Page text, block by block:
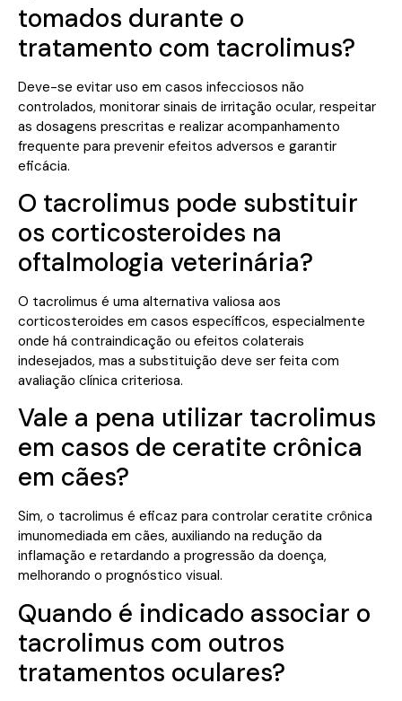
tomados durante o
tratamento com tacrolimus?
Deve-se evitar uso em casos infecciosos não
controlados, monitorar sinais de irritação ocular, respeitar
as dosagens prescritas e realizar acompanhamento
frequente para prevenir efeitos adversos e garantir
eficácia.
O tacrolimus pode substituir
os corticosteroides na
oftalmologia veterinária?
O tacrolimus é uma alternativa valiosa aos
corticosteroides em casos específicos, especialmente
onde há contraindicação ou efeitos colaterais
indesejados, mas a substituição deve ser feita com
avaliação clínica criteriosa.
Vale a pena utilizar tacrolimus
em casos de ceratite crônica
em cães?
Sim, o tacrolimus é eficaz para controlar ceratite crônica
imunomediada em cães, auxiliando na redução da
inflamação e retardando a progressão da doença,
melhorando o prognóstico visual.
Quando é indicado associar o
tacrolimus com outros
tratamentos oculares?